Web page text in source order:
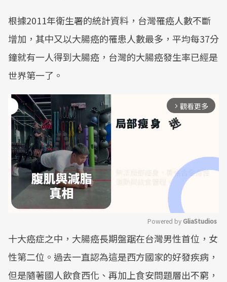
根據2011年衛生署的統計資料，台灣罹癌人數不斷
增加，其中又以大腸癌的罹患人數最多，平均每37分
鐘就有一人得到大腸癌，台灣的大腸癌發生率已經是
世界第一了。
arrow_forward_ios 觀看更多
Mute
Powered by GliaStudios
十大癌症之中，大腸癌長期盤踞在台灣男性首位，女
性第二位。過去一直認為這是西方國家的好發疾病，
但是隨著國人飲食西化、再加上食安問題層出不窮，